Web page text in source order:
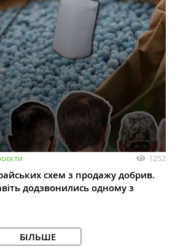
1252
схем з продажу добрив.
додзвонились одному з
БІЛЬШЕ